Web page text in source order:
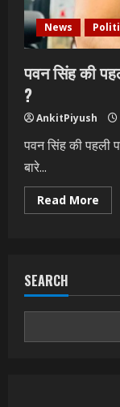
बढ़ी
News
पवन सिंह की
?
AnkitPiyush
पवन सिंह की पहली
बारे...
Read More
भी
BJP
SEARCH